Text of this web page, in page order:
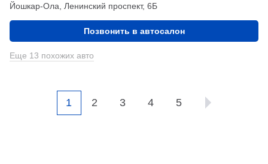
Йошкар-Ола, Ленинский проспект, 6Б
Позвонить в автосалон
Еще 13 похожих авто
1 2 3 4 5